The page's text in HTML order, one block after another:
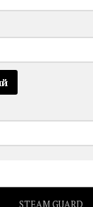
STEAM GUARD